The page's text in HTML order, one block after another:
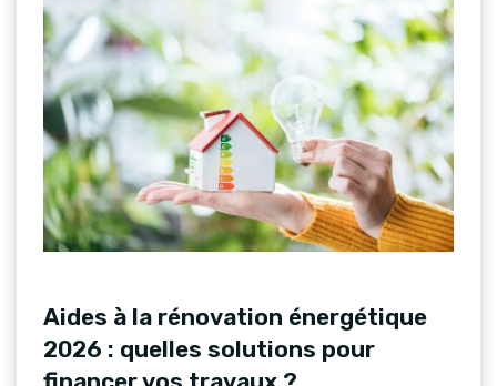
Aides à la rénovation énergétique
2026 : quelles solutions pour